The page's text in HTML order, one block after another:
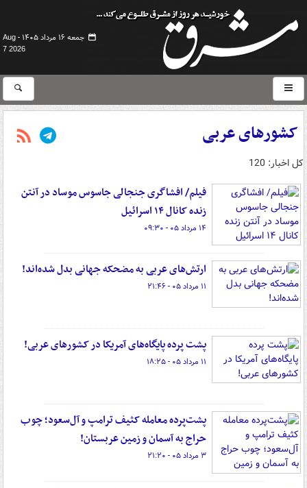
جمعه ۱۶ مرداد ۱۴۰۵ -
Aug
7 2026
کشورهای عربی
کل اخبار: 120
فیلم/ ‏افشاگری جنجالی جاسوس موساد در آنتن
زنده کانال ۱۴ اسرائیل
۱۴ مرداد ۰۵ - ۰۹:۳۰
ارتش‌های عربی به مضحکه جهانی بدل شده‌اند!
۱۱ مرداد ۰۵ - ۲۱:۴۶
پشت پرده پایگاه‌های آمریکا در کشورهای عربی!
۱۱ مرداد ۰۵ - ۱۸:۲۵
پشت‌پرده معامله کثیف ترامپ و آل‌سعود؛ چوب
حراج به آسمان و زمین عربستان!
۳ مرداد ۰۵ - ۲۱:۲۰